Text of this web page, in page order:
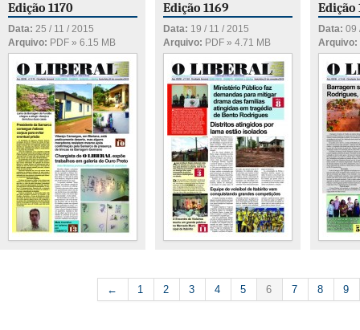
Edição 1170
Data: 25 / 11 / 2015
Arquivo: PDF » 6.15 MB
Edição 1169
Data: 19 / 11 / 2015
Arquivo: PDF » 4.71 MB
Edição
Data: 09
Arquivo:
← 1 2 3 4 5 6 7 8 9